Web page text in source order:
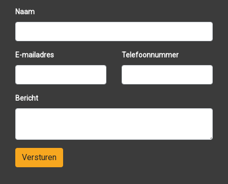
Naam
E-mailadres Telefoonnummer
Bericht
Versturen